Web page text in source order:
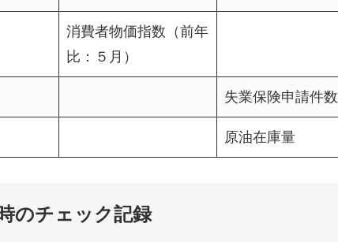
消費者物価指数（前年
比：５月）
失業保険申請件数
原油在庫量
のチェック記録